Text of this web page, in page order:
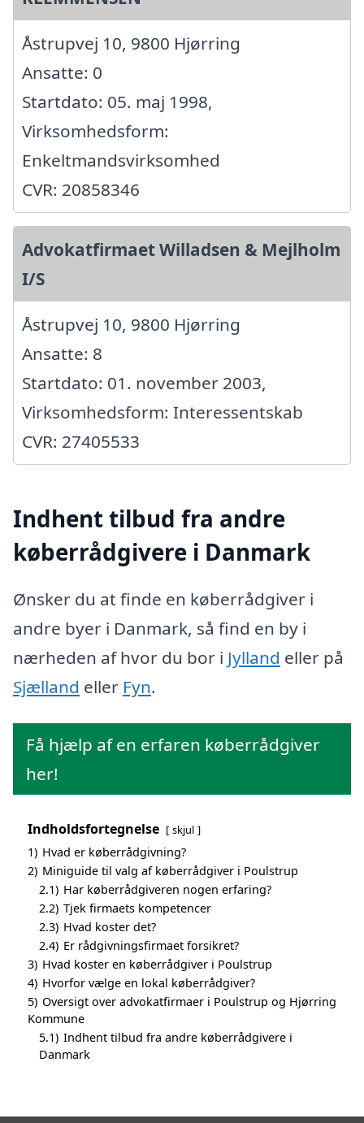
Åstrupvej 10, 9800 Hjørring
Ansatte: 0
Startdato: 05. maj 1998,
Virksomhedsform:
Enkeltmandsvirksomhed
CVR: 20858346
Advokatfirmaet Willadsen & Mejlholm
I/S
Åstrupvej 10, 9800 Hjørring
Ansatte: 8
Startdato: 01. november 2003,
Virksomhedsform: Interessentskab
CVR: 27405533
Indhent tilbud fra andre
køberrådgivere i Danmark
Ønsker du at finde en køberrådgiver i
andre byer i Danmark, så find en by i
nærheden af hvor du bor i Jylland eller på
Sjælland eller Fyn.
Få hjælp af en erfaren køberrådgiver
her!
Indholdsfortegnelse skjul
1) Hvad er køberrådgivning?
2) Miniguide til valg af køberrådgiver i Poulstrup
2.1) Har køberrådgiveren nogen erfaring?
2.2) Tjek firmaets kompetencer
2.3) Hvad koster det?
2.4) Er rådgivningsfirmaet forsikret?
3) Hvad koster en køberrådgiver i Poulstrup
4) Hvorfor vælge en lokal køberrådgiver?
5) Oversigt over advokatfirmaer i Poulstrup og Hjørring
Kommune
5.1) Indhent tilbud fra andre køberrådgivere i
Danmark